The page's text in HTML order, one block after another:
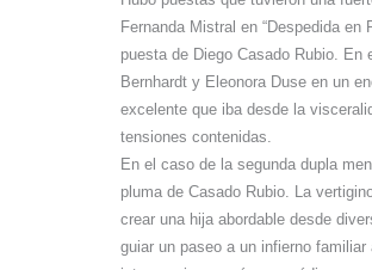
Fernanda Mistral en “Despedida
puesta de Diego Casado Rubio.
Bernhardt y Eleonora Duse en un
excelente que iba desde la
tensiones contenidas.
En el caso de la segunda dupla
pluma de Casado Rubio. La
crear una hija abordable desde
guiar un paseo a un infierno